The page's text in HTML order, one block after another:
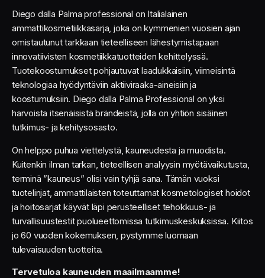
Diego dalla Palma professional on Italialainen
ammattikosmetiikkasarja, joka on kymmenien vuosien ajan
omistautunut tarkkaan tieteelliseen lähestymistapaan
innovatiivisten kosmetiikkatuotteiden kehittelyssä.
Tuotekoostumukset pohjautuvat laadukkaisiin, viimeisintä
teknologiaa hyödyntäviin aktiiviraaka-aineisiin ja
koostumuksiin. Diego dalla Palma Professional on yksi
harvoista itsenäisistä brändeistä, jolla on yhtiön sisäinen
tutkimus- ja kehitysosasto.
On helppo puhua viettelystä, kauneudesta ja muodista.
Kuitenkin ilman tarkan, tieteellisen analyysin myötävaikutusta,
terminä ”kauneus” olisi vain tyhjä sana. Tämän vuoksi
tuotelinjat, ammattilaisten toteuttamat kosmetologiset hoidot
ja hoitosarjat käyvät läpi perusteelliset tehokkuus- ja
turvallisuustestit puolueettomissa tutkimuskeskuksissa. Kiitos
jo 60 vuoden kokemuksen, pystymme luomaan
tulevaisuuden tuotteita.
Tervetuloa kauneuden maailmaamme!